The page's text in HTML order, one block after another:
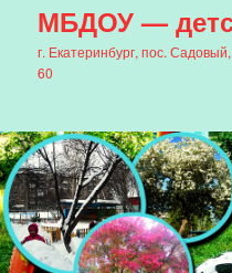
МБДОУ —
г. Екатеринбург, пос.
60